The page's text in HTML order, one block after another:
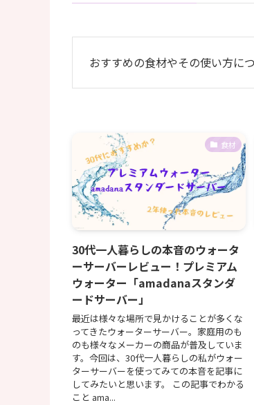
おすすめの食材やその使い方に
食材
30代一人暮らしの本音のウォータ
ーサーバーレビュー！プレミアム
ウォーター「amadanaスタンダ
ードサーバー」
最近は様々な場所で見かけることが多くな
ってきたウォーターサーバー。家庭用のも
のも様々なメーカーの商品が普及していま
す。今回は、30代一人暮らしの私がウォー
ターサーバーを使ってみての本音を記事に
してみたいと思います。 この記事でわかる
こと ama...